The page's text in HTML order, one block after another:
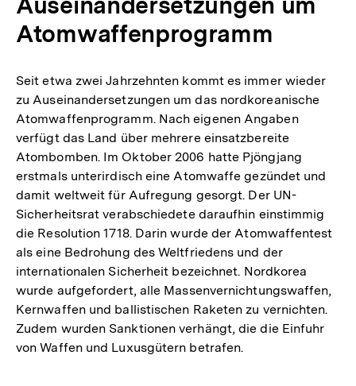
Atomwaffenprogramm
Seit etwa zwei Jahrzehnten kommt es immer wieder
zu Auseinandersetzungen um das nordkoreanische
Atomwaffenprogramm. Nach eigenen Angaben
verfügt das Land über mehrere einsatzbereite
Atombomben. Im Oktober 2006 hatte Pjöngjang
erstmals unterirdisch eine Atomwaffe gezündet und
damit weltweit für Aufregung gesorgt. Der UN-
Sicherheitsrat verabschiedete daraufhin einstimmig
die Resolution 1718. Darin wurde der Atomwaffentest
als eine Bedrohung des Weltfriedens und der
internationalen Sicherheit bezeichnet. Nordkorea
wurde aufgefordert, alle Massenvernichtungswaffen,
Kernwaffen und ballistischen Raketen zu vernichten.
Zudem wurden Sanktionen verhängt, die die Einfuhr
von Waffen und Luxusgütern betrafen.